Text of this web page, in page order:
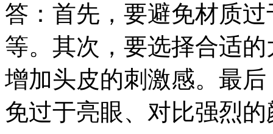
答：首先，要避免材质
等。其次，要选择合适
增加头皮的刺激感。最
免过于亮眼、对比强烈